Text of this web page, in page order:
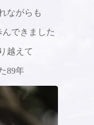
ながらも
できました
越えて
89年